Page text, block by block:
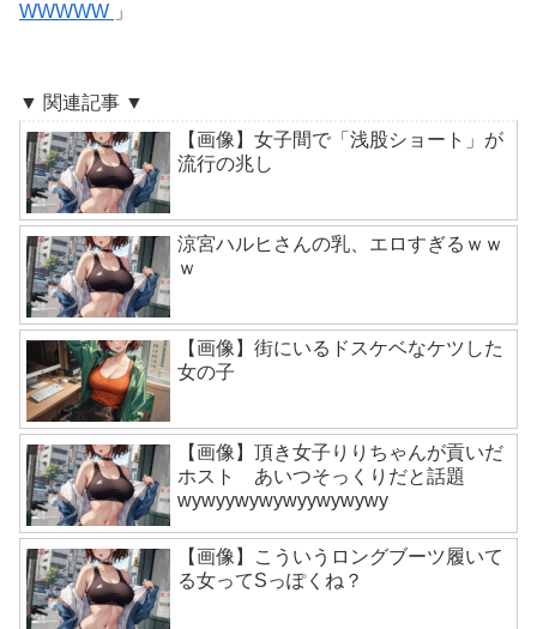
WWWWW
▼ 関連記事 ▼
【画像】女子間で「浅股ショート」が
流行の兆し
涼宮ハルヒさんの乳、エロすぎるｗｗ
ｗ
【画像】街にいるドスケベなケツした
女の子
【画像】頂き女子りりちゃんが貢いだ
ホスト あいつそっくりだと話題
wywyywywywyywywywy
【画像】こういうロングブーツ履いて
る女ってSっぽくね？